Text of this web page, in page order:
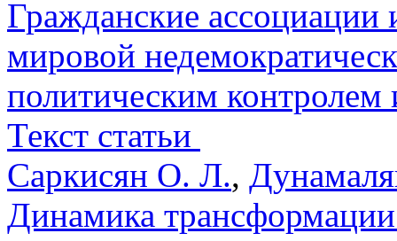
Гражданские
мировой
политическим
Текст статьи
Саркисян О. Л.,
Динамика